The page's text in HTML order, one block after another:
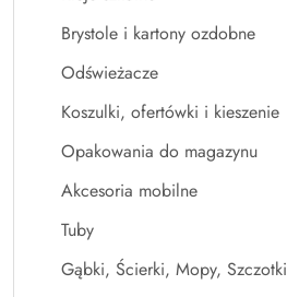
Brystole i kartony ozdobne
Odświeżacze
Koszulki, ofertówki i kieszenie
Opakowania do magazynu
Akcesoria mobilne
Tuby
Gąbki, Ścierki, Mopy, Szczotki